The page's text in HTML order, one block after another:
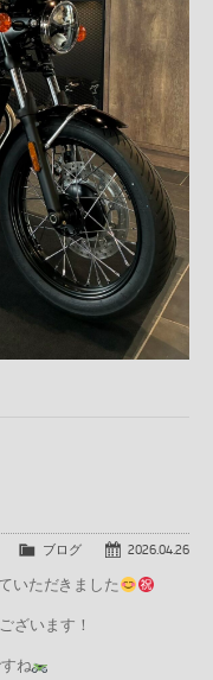
2026.04.26
ブログ
いただきました
ざいます！
ね